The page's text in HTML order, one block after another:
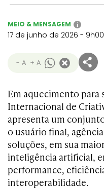
MEIO & MENSAGEM i
17 de junho de 2026 - 9h00
- A + A
Em aquecimento para
Internacional de
apresenta um
o usuário final,
soluções, em sua
inteligência artificial,
performance,
interoperabilidade.